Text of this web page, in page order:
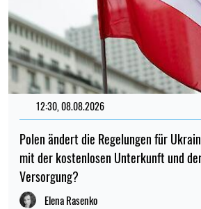
12:30, 08.08.2026
Polen ändert die Regelungen für
mit der kostenlosen Unterkunft und
Versorgung?
Elena Rasenko